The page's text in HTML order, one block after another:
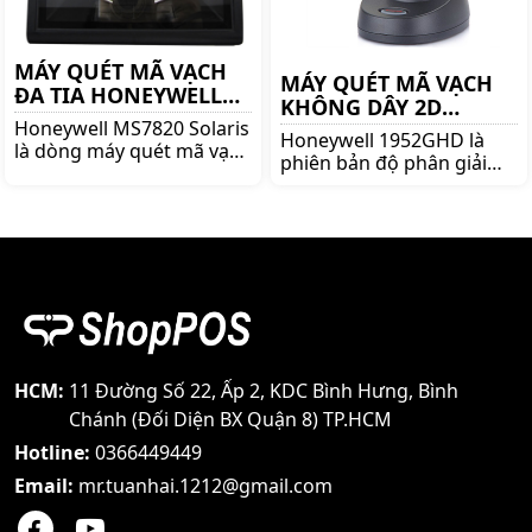
MÁY QUÉT MÃ VẠCH
ĐA TIA HONEYWELL
MS7820
Honeywell MS7820 Solaris
là dòng máy quét mã vạch
Honeywell MS7820 Solaris
MÁY QUÉT MÃ VẠCH
KHÔNG DÂY 2D
HONEYWELL 1952GHD
Honeywell 1952GHD là
phiên bản độ phân giải
HCM: 11 Đường Số 22, Ấp 2, KDC Bình Hưng, Bình
Chánh (Đối Diện BX Quận 8) TP.HCM
Hotline: 0366449449
Email: mr.tuanhai.1212@gmail.com